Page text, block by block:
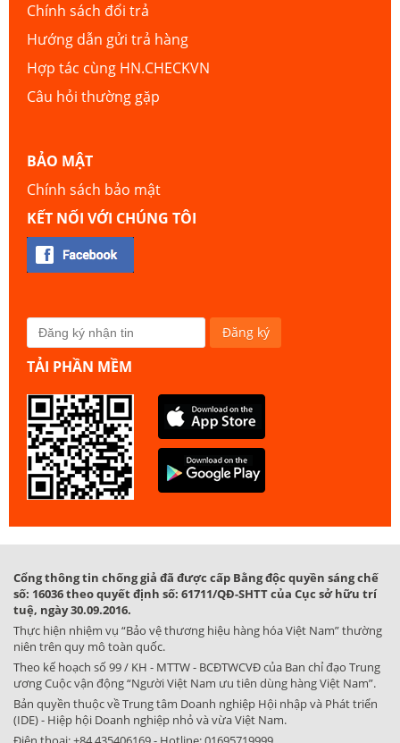
Chính sách đổi trả
Hướng dẫn gửi trả hàng
Hợp tác cùng HN.CHECKVN
Câu hỏi thường gặp
BẢO MẬT
Chính sách bảo mật
KẾT NỐI VỚI CHÚNG TÔI
TẢI PHẦN MỀM
Cổng thông tin chống giả đã được cấp Bằng độc quyền sáng chế
số: 16036 theo quyết định số: 61711/QĐ-SHTT của Cục sở hữu trí
tuệ, ngày 30.09.2016.
Thực hiện nhiệm vụ “Bảo vệ thương hiệu hàng hóa Việt Nam” thường
niên trên quy mô toàn quốc.
Theo kế hoạch số 99 / KH - MTTW - BCĐTWCVĐ của Ban chỉ đạo Trung
ương Cuộc vận động “Người Việt Nam ưu tiên dùng hàng Việt Nam”.
Bản quyền thuộc về Trung tâm Doanh nghiệp Hội nhập và Phát triển
(IDE) - Hiệp hội Doanh nghiệp nhỏ và vừa Việt Nam.